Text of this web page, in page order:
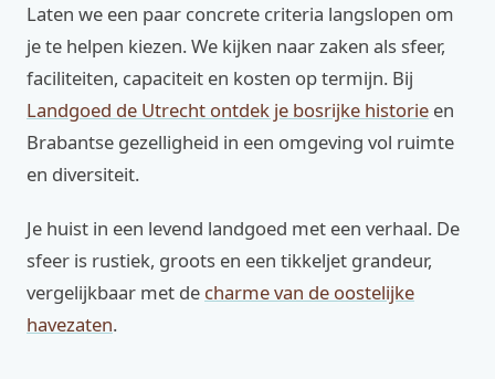
Laten we een paar concrete criteria langslopen om
je te helpen kiezen. We kijken naar zaken als sfeer,
faciliteiten, capaciteit en kosten op termijn. Bij
Landgoed de Utrecht ontdek je bosrijke historie en
Brabantse gezelligheid in een omgeving vol ruimte
en diversiteit.
Je huist in een levend landgoed met een verhaal. De
sfeer is rustiek, groots en een tikkeljet grandeur,
vergelijkbaar met de charme van de oostelijke
havezaten.